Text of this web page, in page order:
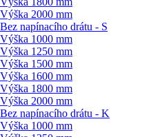
Výška 2000 mm
Bez napínacího drátu - S
Výška 1000 mm
Výška 1250 mm
Výška 1500 mm
Výška 1600 mm
Výška 1800 mm
Výška 2000 mm
Bez napínacího drátu - K
Výška 1000 mm